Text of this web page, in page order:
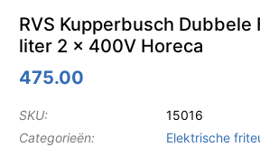
RVS Kupperbusch Dubbele
liter 2 x 400V Horeca
475.00
SKU:
15016
Categorieën:
Elektrische